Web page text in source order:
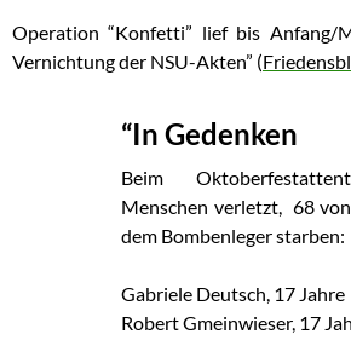
Operation “Konfetti” lief bis Anfang/
Vernichtung der NSU-Akten” (
“In Gedenken
Beim
Menschen verletzt, 68
dem Bombenleger starben:
Gabriele Deutsch, 17 Jahre
Robert Gmeinwieser, 17